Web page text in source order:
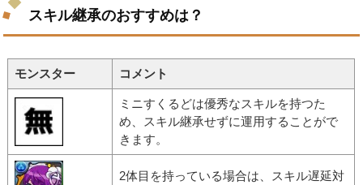
スキル継承のおすすめは？
モンスター コメント
ミニすくるどは優秀なスキルを持つた
め、スキル継承せずに運用することがで
きます。
2体目を持っている場合は、スキル遅延対